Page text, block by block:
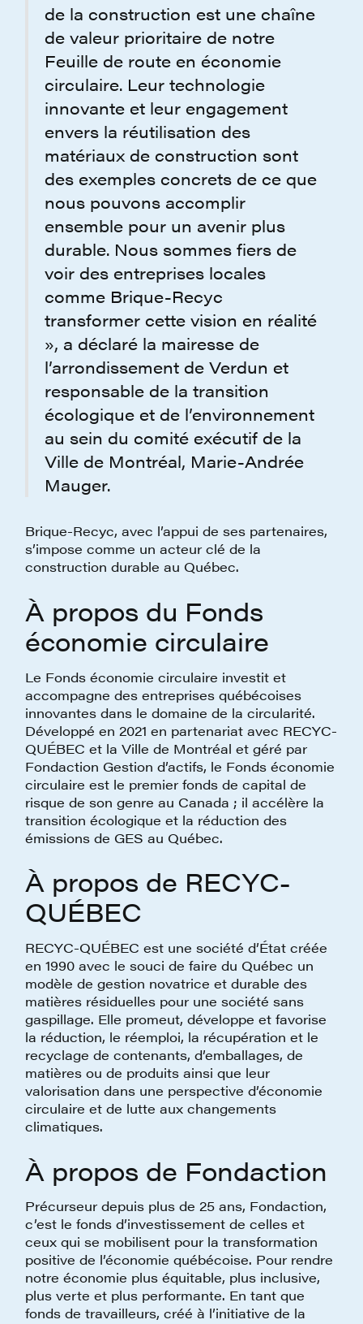
de la construction est une chaîne
de valeur prioritaire de notre
Feuille de route en économie
circulaire. Leur technologie
innovante et leur engagement
envers la réutilisation des
matériaux de construction sont
des exemples concrets de ce que
nous pouvons accomplir
ensemble pour un avenir plus
durable. Nous sommes fiers de
voir des entreprises locales
comme Brique-Recyc
transformer cette vision en réalité
», a déclaré la mairesse de
l’arrondissement de Verdun et
responsable de la transition
écologique et de l’environnement
au sein du comité exécutif de la
Ville de Montréal, Marie-Andrée
Mauger.
Brique-Recyc, avec l’appui de ses partenaires,
s’impose comme un acteur clé de la
construction durable au Québec.
À propos du Fonds
économie circulaire
Le Fonds économie circulaire investit et
accompagne des entreprises québécoises
innovantes dans le domaine de la circularité.
Développé en 2021 en partenariat avec RECYC-
QUÉBEC et la Ville de Montréal et géré par
Fondaction Gestion d’actifs, le Fonds économie
circulaire est le premier fonds de capital de
risque de son genre au Canada ; il accélère la
transition écologique et la réduction des
émissions de GES au Québec.
À propos de RECYC-
QUÉBEC
RECYC-QUÉBEC est une société d’État créée
en 1990 avec le souci de faire du Québec un
modèle de gestion novatrice et durable des
matières résiduelles pour une société sans
gaspillage. Elle promeut, développe et favorise
la réduction, le réemploi, la récupération et le
recyclage de contenants, d’emballages, de
matières ou de produits ainsi que leur
valorisation dans une perspective d’économie
circulaire et de lutte aux changements
climatiques.
À propos de Fondaction
Précurseur depuis plus de 25 ans, Fondaction,
c’est le fonds d’investissement de celles et
ceux qui se mobilisent pour la transformation
positive de l’économie québécoise. Pour rendre
notre économie plus équitable, plus inclusive,
plus verte et plus performante. En tant que
fonds de travailleurs, créé à l’initiative de la